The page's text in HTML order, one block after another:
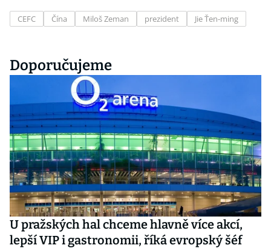
CEFC Čína Miloš Zeman prezident Jie Ťen-ming
Doporučujeme
U pražských hal chceme hlavně více akcí,
lepší VIP i gastronomii, říká evropský šéf